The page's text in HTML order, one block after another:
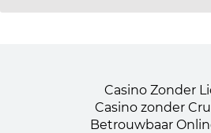
Casino Zonder
Casino zonder
Betrouwbaar